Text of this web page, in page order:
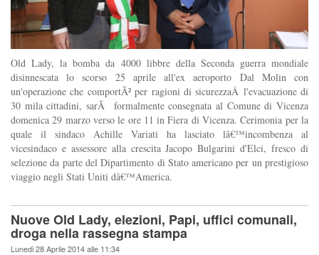
Old Lady, la bomba da 4000 libbre della Seconda guerra mondiale
disinnescata lo scorso 25 aprile all'ex aeroporto Dal Molin con
un'operazione che comportÃ² per ragioni di sicurezzaÂ l'evacuazione di
30 mila cittadini, sarÃ formalmente consegnata al Comune di Vicenza
domenica 29 marzo verso le ore 11 in Fiera di Vicenza. Cerimonia per la
quale il sindaco Achille Variati ha lasciato lâ€™incombenza al
vicesindaco e assessore alla crescita Jacopo Bulgarini d'Elci, fresco di
selezione da parte del Dipartimento di Stato americano per un prestigioso
viaggio negli Stati Uniti dâ€™America.
Nuove Old Lady, elezioni, Papi, uffici comunali,
droga nella rassegna stampa
Lunedi 28 Aprile 2014 alle 11:34